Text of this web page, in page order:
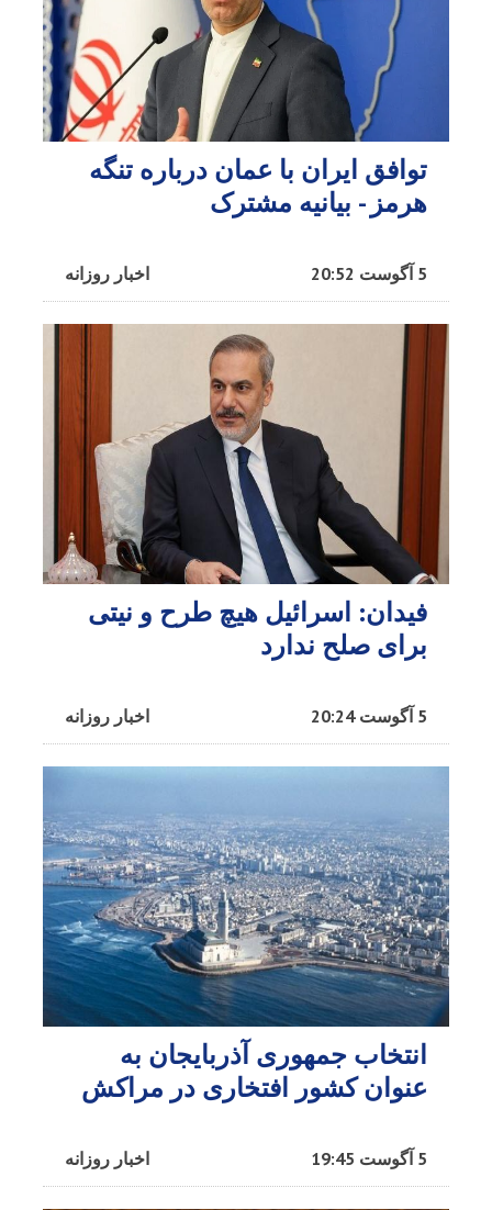
توافق ایران با عمان درباره تنگه
هرمز - بیانیه مشترک
اخبار روزانه 5 آگوست 20:52
فیدان: اسرائیل هیچ طرح و نیتی
برای صلح ندارد
اخبار روزانه 5 آگوست 20:24
انتخاب جمهوری آذربایجان به
عنوان کشور افتخاری در مراکش​
اخبار روزانه 5 آگوست 19:45